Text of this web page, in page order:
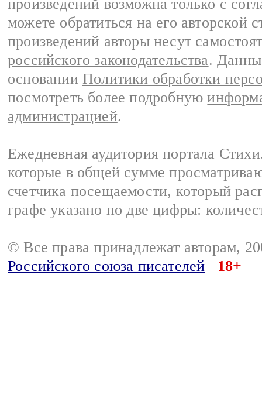
произведений возможна только с
можете обратиться на его авторской
произведений авторы несут
российского законодательства.
основании Политики обработки
посмотреть более подробную
администрацией.
Ежедневная аудитория портала
которые в общей сумме
счетчика посещаемости, который
графе указано по две цифры:
© Все права принадлежат авторам,
Российского союза писателей
18+